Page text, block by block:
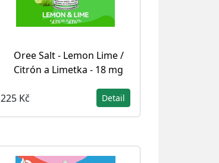
Oree Salt - Lemon Lime /
Citrón a Limetka - 18 mg
225 Kč Detail